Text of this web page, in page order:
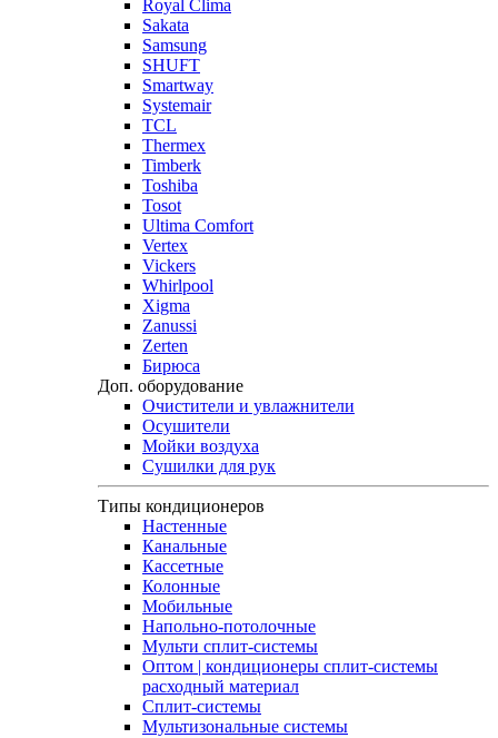
Royal Clima
Sakata
Samsung
SHUFT
Smartway
Systemair
TCL
Thermex
Timberk
Toshiba
Tosot
Ultima Comfort
Vertex
Vickers
Whirlpool
Xigma
Zanussi
Zerten
Бирюса
Доп. оборудование
Очистители и увлажнители
Осушители
Мойки воздуха
Сушилки для рук
Типы кондиционеров
Настенные
Канальные
Кассетные
Колонные
Мобильные
Напольно-потолочные
Мульти сплит-системы
Оптом | кондиционеры сплит-системы
расходный материал
Сплит-системы
Мультизональные системы